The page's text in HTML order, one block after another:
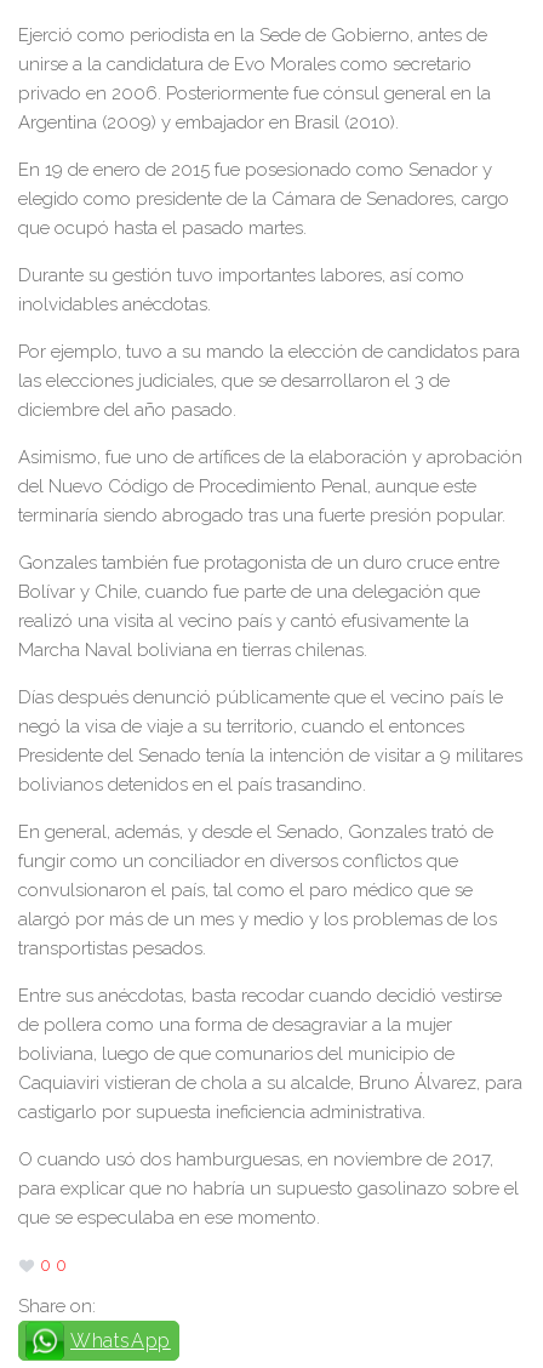
Ejerció como periodista en la Sede de Gobierno, antes de
unirse a la candidatura de Evo Morales como secretario
privado en 2006. Posteriormente fue cónsul general en la
Argentina (2009) y embajador en Brasil (2010).
En 19 de enero de 2015 fue posesionado como Senador y
elegido como presidente de la Cámara de Senadores, cargo
que ocupó hasta el pasado martes.
Durante su gestión tuvo importantes labores, así como
inolvidables anécdotas.
Por ejemplo, tuvo a su mando la elección de candidatos para
las elecciones judiciales, que se desarrollaron el 3 de
diciembre del año pasado.
Asimismo, fue uno de artífices de la elaboración y aprobación
del Nuevo Código de Procedimiento Penal, aunque este
terminaría siendo abrogado tras una fuerte presión popular.
Gonzales también fue protagonista de un duro cruce entre
Bolívar y Chile, cuando fue parte de una delegación que
realizó una visita al vecino país y cantó efusivamente la
Marcha Naval boliviana en tierras chilenas.
Días después denunció públicamente que el vecino país le
negó la visa de viaje a su territorio, cuando el entonces
Presidente del Senado tenía la intención de visitar a 9 militares
bolivianos detenidos en el país trasandino.
En general, además, y desde el Senado, Gonzales trató de
fungir como un conciliador en diversos conflictos que
convulsionaron el país, tal como el paro médico que se
alargó por más de un mes y medio y los problemas de los
transportistas pesados.
Entre sus anécdotas, basta recodar cuando decidió vestirse
de pollera como una forma de desagraviar a la mujer
boliviana, luego de que comunarios del municipio de
Caquiaviri vistieran de chola a su alcalde, Bruno Álvarez, para
castigarlo por supuesta ineficiencia administrativa.
O cuando usó dos hamburguesas, en noviembre de 2017,
para explicar que no habría un supuesto gasolinazo sobre el
que se especulaba en ese momento.
0 0
Share on:
WhatsApp